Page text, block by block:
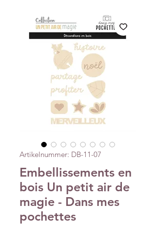
Artikelnummer: DB-11-07
Embellissements en
bois Un petit air de
magie - Dans mes
pochettes